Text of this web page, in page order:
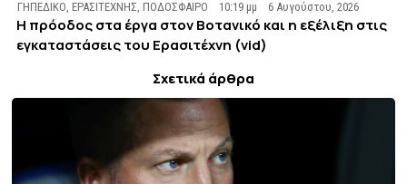
ΓΗΠΕΔΙΚΟ,ΕΡΑΣΙΤΕΧΝΗΣ,ΠΟΔΟΣΦΑΙΡΟ 10:19 μμ 6 Αυγούστου, 2026
Η πρόοδος στα έργα στον Βοτανικό και η εξέλιξη στις
εγκαταστάσεις του Ερασιτέχνη (vid)
Σχετικά άρθρα